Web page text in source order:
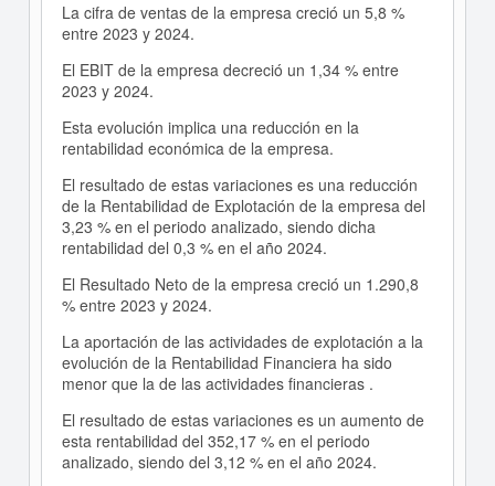
La cifra de ventas de la empresa creció un 5,8 %
entre 2023 y 2024.
El EBIT de la empresa decreció un 1,34 % entre
2023 y 2024.
Esta evolución implica una reducción en la
rentabilidad económica de la empresa.
El resultado de estas variaciones es una reducción
de la Rentabilidad de Explotación de la empresa del
3,23 % en el periodo analizado, siendo dicha
rentabilidad del 0,3 % en el año 2024.
El Resultado Neto de la empresa creció un 1.290,8
% entre 2023 y 2024.
La aportación de las actividades de explotación a la
evolución de la Rentabilidad Financiera ha sido
menor que la de las actividades financieras .
El resultado de estas variaciones es un aumento de
esta rentabilidad del 352,17 % en el periodo
analizado, siendo del 3,12 % en el año 2024.